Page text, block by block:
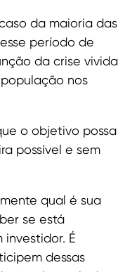
da maioria das
período de
da crise vivida
nos
o objetivo possa
possível e sem
qual é sua
se está
É
dessas